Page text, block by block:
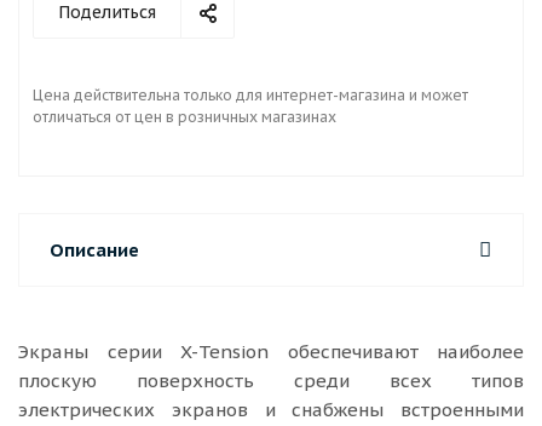
Поделиться
Цена действительна только для интернет-магазина и может
отличаться от цен в розничных магазинах
Описание
Экраны серии X-Tension обеспечивают наиболее
плоскую поверхность среди всех типов
электрических экранов и снабжены встроенными